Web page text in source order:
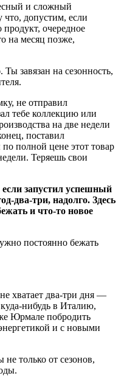
и сложный
допустим, если
очередное
на месяц позже,
Ты завязан на сезонность,
не отправил
тебе коллекцию или
на две недели
поставил
полной цене этот товар
Теряешь свои
запустил успешный
два-три, надолго. Здесь
и что-то новое
постоянно бежать
хватает два-три дня —
нибудь в Италию,
Юрмале побродить
и с новыми
только от сезонов,